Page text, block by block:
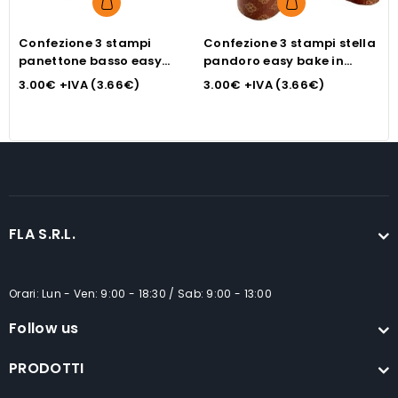
Confezione 3 stampi
panettone basso easy
bake in carta gr 750 cm
3.00€ +IVA (3.66€)
Confezione 3 stampi stella
pandoro easy bake in
carta gr 500 cm 25x25x6 h
3.00€ +IVA (3.66€)
FLA S.R.L.
Orari: Lun - Ven: 9:00 - 18:30 / Sab: 9:00 - 13:00
Follow us
PRODOTTI